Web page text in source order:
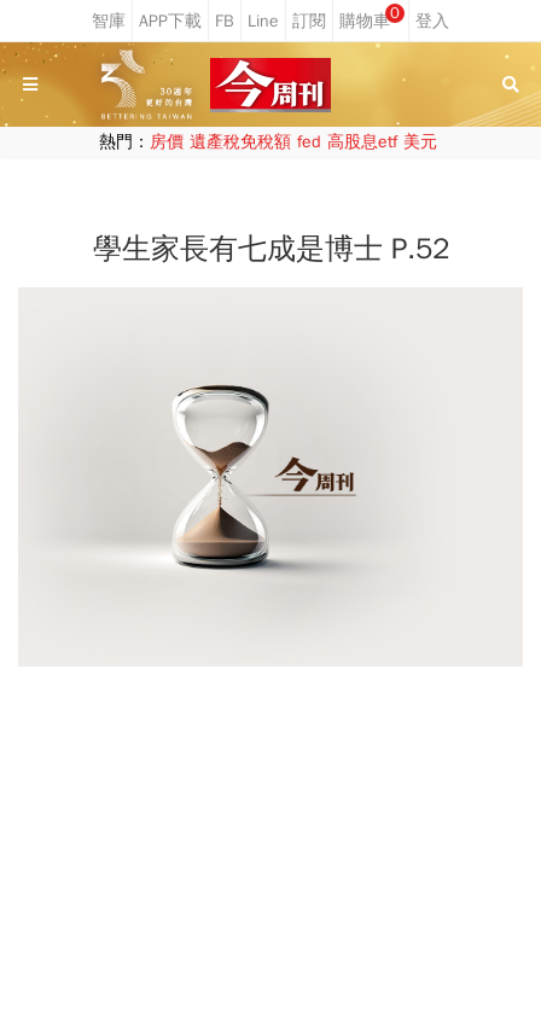
0
熱門： 房價 遺產稅免稅額 fed 高股息etf 美元
學生家長有七成是博士 P.52